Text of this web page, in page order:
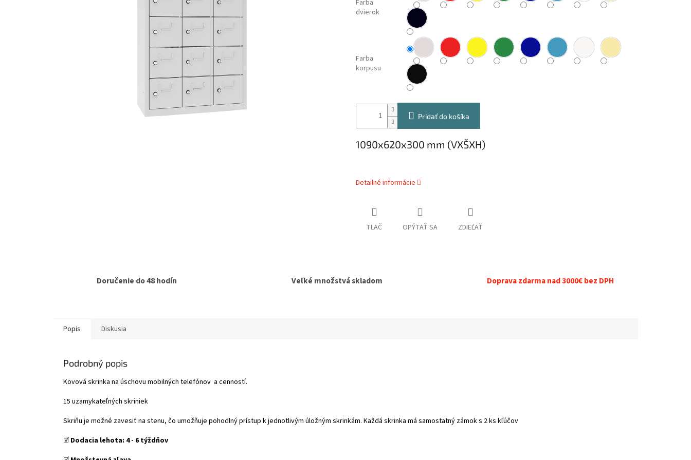
Farba
dvierok
Farba
korpusu
Pridať do košíka
1090x620x300 mm (VXŠXH)
Detailné informácie
TLAČ OPÝTAŤ SA ZDIEĽAŤ
Doručenie do 48 hodín Veľké množstvá skladom Doprava zdarma nad 3000€ bez DPH
Popis Diskusia
Podrobný popis
Kovová skrinka na úschovu mobilných telefónov a cenností.
15 uzamykateľných skriniek
Skriňu je možné zavesiť na stenu, čo umožňuje pohodlný prístup k jednotlivým úložným skrinkám. Každá skrinka má samostatný zámok s 2 ks kľúčov
☑️ Dodacia lehota: 4 - 6 týždňov